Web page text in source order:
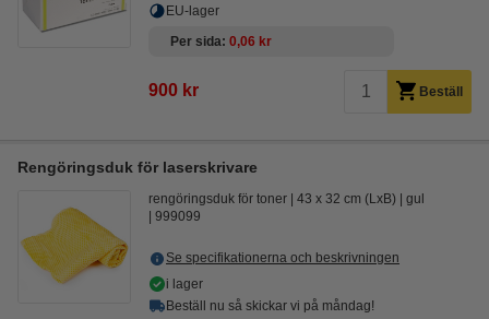
EU-lager
Per sida 0,06 kr
900 kr Beställ
Rengöringsduk för laserskrivare
rengöringsduk för toner 43 x 32 cm (LxB)
gul
999099
Se specifikationerna och beskrivningen
i lager
Beställ nu så skickar vi på måndag!